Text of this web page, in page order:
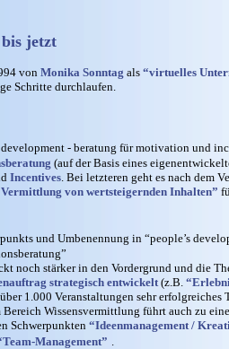
bis jetzt
von Monika Sonntag als “virtuelles
Schritte durchlaufen.
development - beratung für motivation und
(auf der Basis eines
Incentives. Bei letzteren geht es nach dem
von wertsteigernden Inhalten”
und Umbenennung in “people’s
noch stärker in den Vordergrund und die
strategisch entwickelt(z.B.
1.000 Veranstaltungen sehr erfolgreiches
Wissensvermittlung führt auch zu
Schwerpunkten“Ideenmanagement /
Management” .